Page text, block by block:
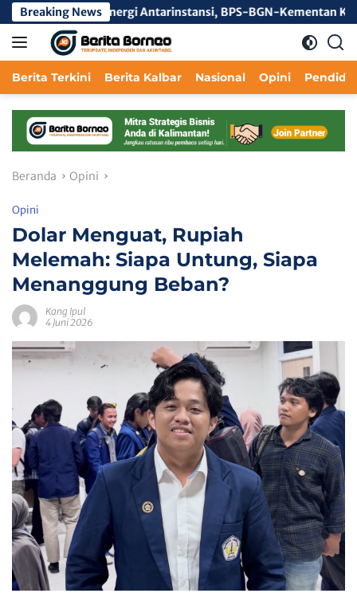
Langsung
ke
konten
Breaking News
Sinergi Antarinstansi, BPS-BGN-Kementan Keluar sebagai
Berita Terkini Berita Kalbar Nasional Opini
Beranda Opini
Opini
Dolar Menguat, Rupiah
Melemah: Siapa Untung, Siapa
Menanggung Beban?
Kang Ipul
4 Juni 2026